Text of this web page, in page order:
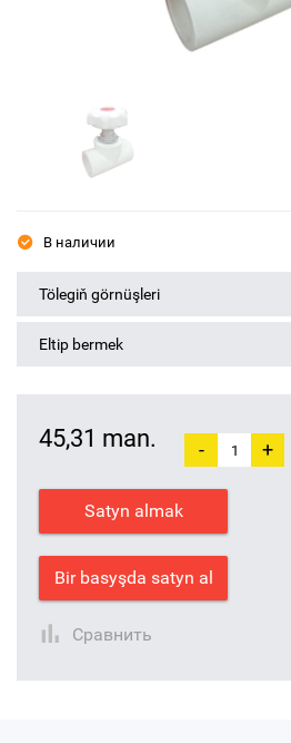
В наличии
Tölegiň görnüşleri
Eltip bermek
45,31 man. - +
Satyn almak
Bir basyşda satyn al
Сравнить